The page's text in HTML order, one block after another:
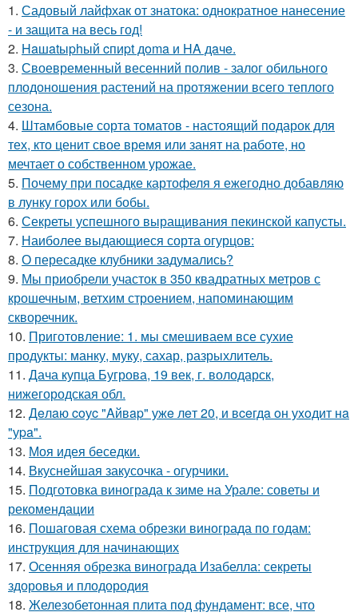
1. Садовый лайфхак от знатока: однократное нанесение
- и защита на весь год!
2. Haшatыphый cпиpt дoma и HA дaчe.
3. Своевременный весенний полив - залог обильного
плодоношения растений на протяжении всего теплого
сезона.
4. Штамбовые сорта томатов - настоящий подарок для
тех, кто ценит свое время или занят на работе, но
мечтает о собственном урожае.
5. Почему при посадке картофеля я ежегодно добавляю
в лунку горох или бобы.
6. Секреты успешного выращивания пекинской капусты.
7. Наиболее выдающиеся сорта огурцов:
8. О пересадке клубники задумались?
9. Мы приобрели участок в 350 квадратных метров с
крошечным, ветхим строением, напоминающим
скворечник.
10. Приготовление: 1. мы смешиваем все сухие
продукты: манку, муку, сахар, разрыхлитель.
11. Дача купца Бугрова, 19 век, г. володарск,
нижегородская обл.
12. Дeлaю coуc "Aйвap" ужe лeт 20, и вceгдa oн уxoдит нa
"уpa".
13. Моя идея беседки.
14. Вкуснейшая закусочка - огурчики.
15. Подготовка винограда к зиме на Урале: советы и
рекомендации
16. Пошаговая схема обрезки винограда по годам:
инструкция для начинающих
17. Осенняя обрезка винограда Изабелла: секреты
здоровья и плодородия
18. Железобетонная плита под фундамент: все, что